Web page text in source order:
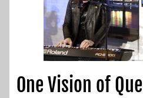
One Vision of